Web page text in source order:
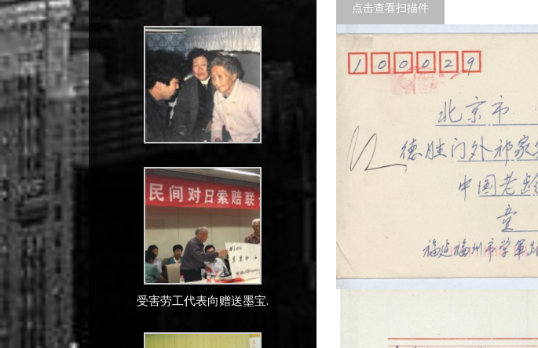
受害劳工代表向赠送墨宝.